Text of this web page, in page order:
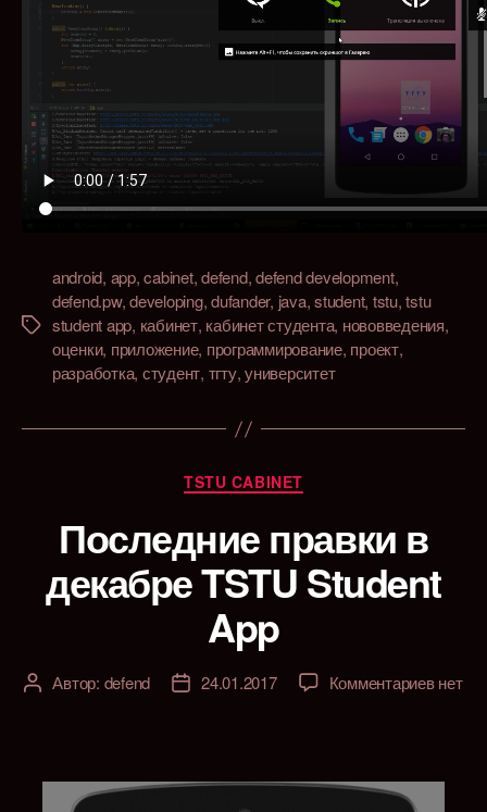
Метки
android, app,cabinet,defend,defend development,
defend.pw,developing,dufander, java,student, tstu,tstu
student app, кабинет, кабинет студента, нововведения,
оценки, приложение, программирование, проект,
разработка, студент, тгту,университет
Рубрики
TSTU CABINET
Последние правки в
декабре TSTU Student
App
АвторАвтор: defend
Дата24.01.2017 Комментариевк
в
нет